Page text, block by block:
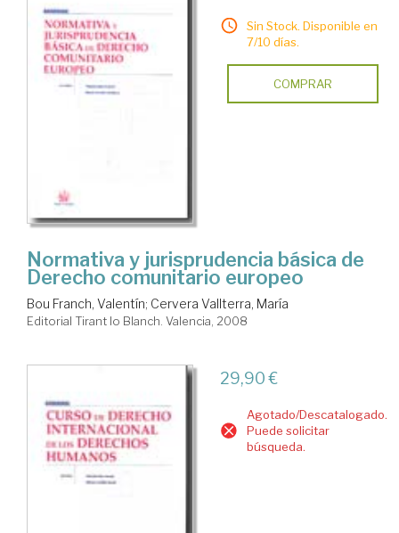
Sin Stock. Disponible en
7/10 días.
COMPRAR
Normativa y jurisprudencia básica de
Derecho comunitario europeo
Bou Franch, Valentín; Cervera Vallterra, María
Editorial Tirant lo Blanch. Valencia, 2008
29,90 €
Agotado/Descatalogado.
Puede solicitar
búsqueda.